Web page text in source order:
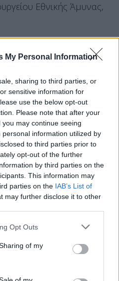
My Personal Information
sharing to third parties, or
sensitive information for
use the below opt-out
Please note that after your
may continue seeing
information utilized by
to third parties prior to
opt-out of the further
by third parties on the
This information may
parties on the IAB’s List of
may further disclose it to other
Opt Outs
of my
Εθνικής Άμυνας,
εκπομπή την Πέμπτη, ο
τόνισε ότι η
ανάγκη, καθώς το νησί
μεταναστευτικής
του θέσης.«Ήδη
χώροι από το
και βρίσκεται σε
την άμεση κατασκευή
μια παρέμβαση
, επεσήμανε ο υπουργός.
on X Bluesky